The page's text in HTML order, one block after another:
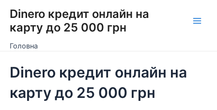
вмісту
Dinero кредит онлайн на
карту до 25 000 грн
Головна
Dinero кредит онлайн на
карту до 25 000 грн